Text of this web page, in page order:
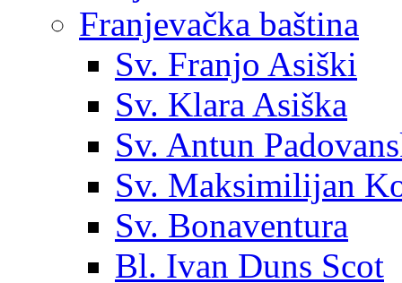
Franjevačka baština
Sv. Franjo Asiški
Sv. Klara Asiška
Sv. Antun
Sv. Maksimilijan
Sv. Bonaventura
Bl. Ivan Duns Scot